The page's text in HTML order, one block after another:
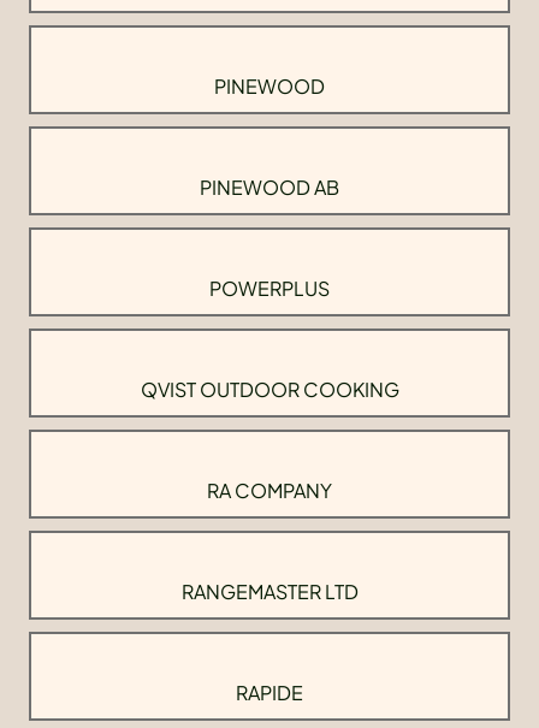
PINEWOOD
PINEWOOD AB
POWERPLUS
QVIST OUTDOOR COOKING
RA COMPANY
RANGEMASTER LTD
RAPIDE